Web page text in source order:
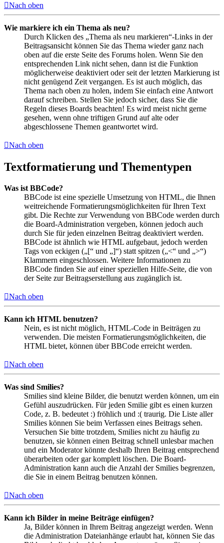
Nach oben
Wie markiere ich ein Thema als neu?
Durch Klicken des „Thema als neu markieren“-Links in der
Beitragsansicht können Sie das Thema wieder ganz nach
oben auf die erste Seite des Forums holen. Wenn Sie den
entsprechenden Link nicht sehen, dann ist die Funktion
möglicherweise deaktiviert oder seit der letzten Markierung ist
nicht genügend Zeit vergangen. Es ist auch möglich, das
Thema nach oben zu holen, indem Sie einfach eine Antwort
darauf schreiben. Stellen Sie jedoch sicher, dass Sie die
Regeln dieses Boards beachten! Es wird meist nicht gerne
gesehen, wenn ohne triftigen Grund auf alte oder
abgeschlossene Themen geantwortet wird.
Nach oben
Textformatierung und Thementypen
Was ist BBCode?
BBCode ist eine spezielle Umsetzung von HTML, die Ihnen
weitreichende Formatierungsmöglichkeiten für Ihren Text
gibt. Die Rechte zur Verwendung von BBCode werden durch
die Board-Administration vergeben, können jedoch auch
durch Sie für jeden einzelnen Beitrag deaktiviert werden.
BBCode ist ähnlich wie HTML aufgebaut, jedoch werden
Tags von eckigen („[“ und „]“) statt spitzen („<“ und „>“)
Klammern eingeschlossen. Weitere Informationen zu
BBCode finden Sie auf einer speziellen Hilfe-Seite, die von
der Seite zur Beitragserstellung aus zugänglich ist.
Nach oben
Kann ich HTML benutzen?
Nein, es ist nicht möglich, HTML-Code in Beiträgen zu
verwenden. Die meisten Formatierungsmöglichkeiten, die
HTML bietet, können über BBCode erreicht werden.
Nach oben
Was sind Smilies?
Smilies sind kleine Bilder, die benutzt werden können, um ein
Gefühl auszudrücken. Für jeden Smilie gibt es einen kurzen
Code, z. B. bedeutet :) fröhlich und :( traurig. Die Liste aller
Smilies können Sie beim Verfassen eines Beitrags sehen.
Versuchen Sie bitte trotzdem, Smilies nicht zu häufig zu
benutzen, sie können einen Beitrag schnell unlesbar machen
und ein Moderator könnte deshalb Ihren Beitrag entsprechend
überarbeiten oder gar komplett löschen. Die Board-
Administration kann auch die Anzahl der Smilies begrenzen,
die Sie in einem Beitrag benutzen können.
Nach oben
Kann ich Bilder in meine Beiträge einfügen?
Ja, Bilder können in Ihrem Beitrag angezeigt werden. Wenn
die Administration Dateianhänge erlaubt hat, können Sie das